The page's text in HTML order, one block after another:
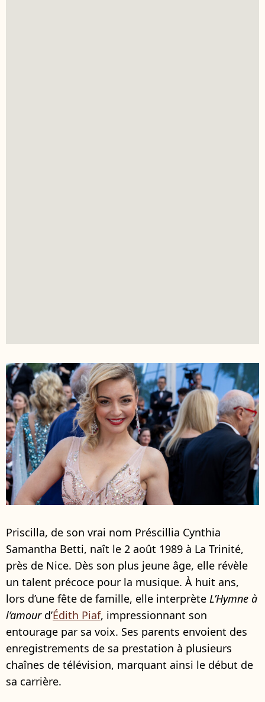
Priscilla, de son vrai nom Préscillia Cynthia
Samantha Betti, naît le 2 août 1989 à La Trinité,
près de Nice. Dès son plus jeune âge, elle révèle
un talent précoce pour la musique. À huit ans,
lors d’une fête de famille, elle interprète L’Hymne à
l’amourd’Édith Piaf, impressionnant son
entourage par sa voix. Ses parents envoient des
enregistrements de sa prestation à plusieurs
chaînes de télévision, marquant ainsi le début de
sa carrière.